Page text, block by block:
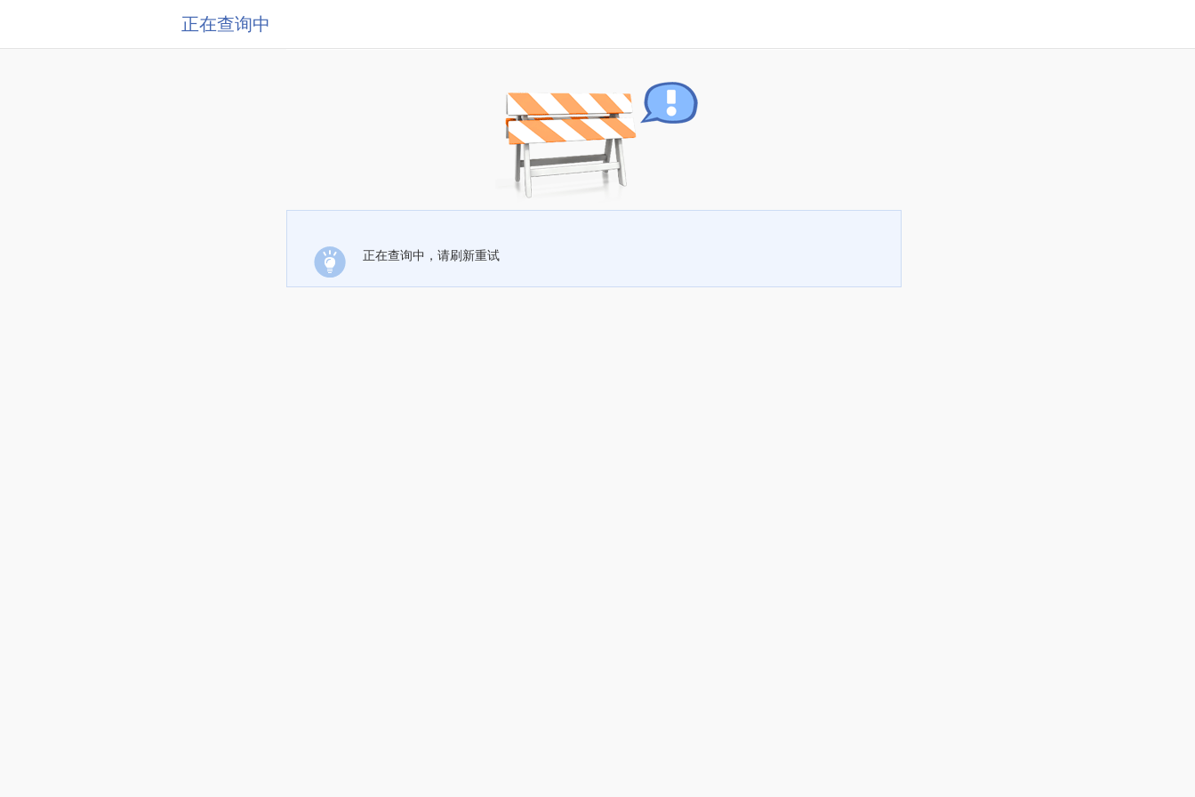
正在查询中
正在查询中，请刷新重试